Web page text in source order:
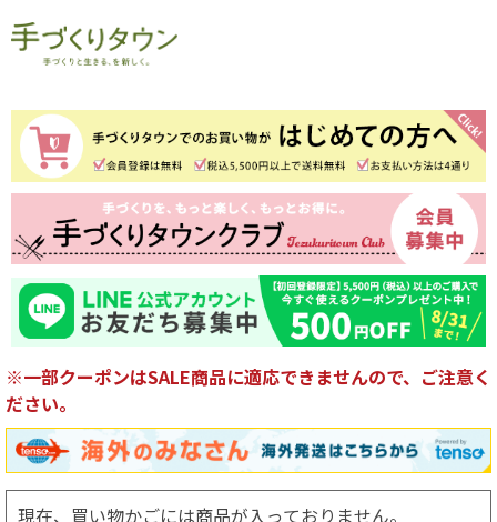
※一部クーポンはSALE商品に適応できませんので、ご注意く
ださい。
現在、買い物かごには商品が入っておりません。